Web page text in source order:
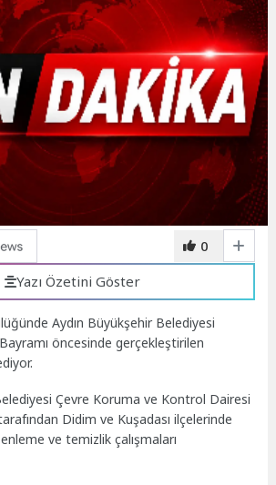
0
Yazı Özetini Göster
Aydın Büyükşehir Belediyesi
öncesinde gerçekleştirilen
Çevre Koruma ve Kontrol Dairesi
Didim ve Kuşadası ilçelerinde
ve temizlik çalışmaları